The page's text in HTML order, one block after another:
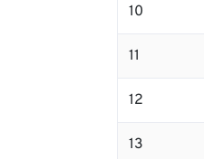
10
11
12
13